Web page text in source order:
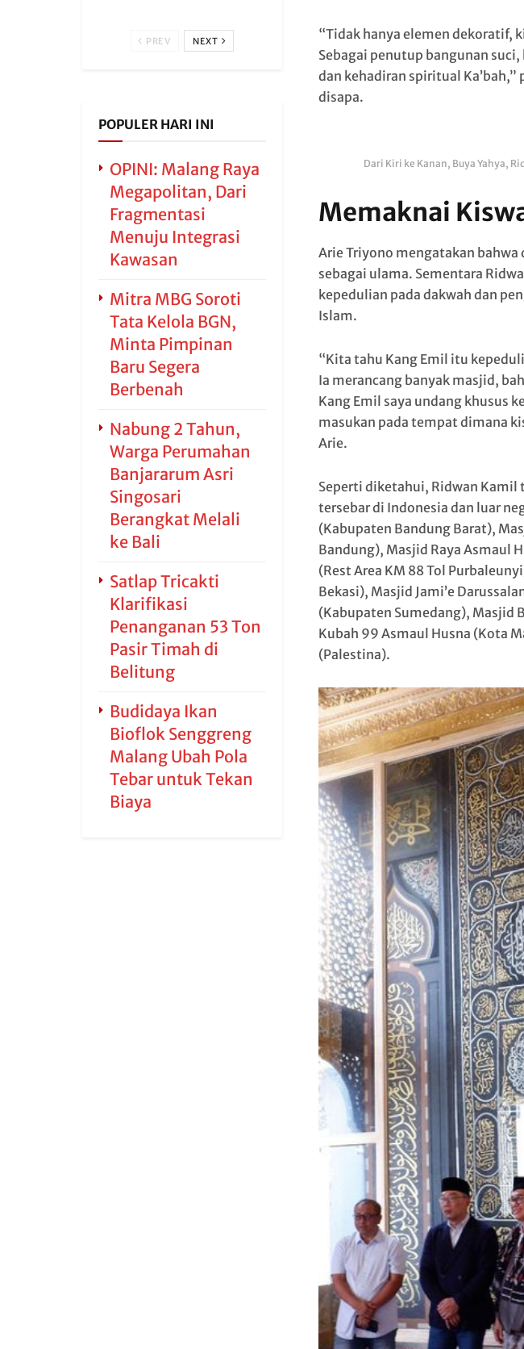
“Tidak hanya elemen dekoratif,
Sebagai penutup bangunan
dan kehadiran spiritual
disapa.
Dari Kiri ke Kanan, Buya Yahya,
Memaknai
Arie Triyono mengatakan bahwa
sebagai ulama. Sementara
kepedulian pada dakwah dan
Islam.
“Kita tahu Kang Emil itu
Ia merancang banyak masjid,
Kang Emil saya undang khusus
masukan pada tempat dimana
Arie.
Seperti diketahui, Ridwan Kamil
tersebar di Indonesia dan luar
(Kabupaten Bandung Barat),
Bandung), Masjid Raya Asmaul
(Rest Area KM 88 Tol
Bekasi), Masjid Jami’e
(Kabupaten Sumedang), Masjid
Kubah 99 Asmaul Husna (Kota
(Palestina).
PREV NEXT
POPULER HARI INI
OPINI: Malang Raya
Megapolitan, Dari
Fragmentasi
Menuju Integrasi
Kawasan
Mitra MBG Soroti
Tata Kelola BGN,
Minta Pimpinan
Baru Segera
Berbenah
Nabung 2 Tahun,
Warga Perumahan
Banjararum Asri
Singosari
Berangkat Melali
ke Bali
Satlap Tricakti
Klarifikasi
Penanganan 53 Ton
Pasir Timah di
Belitung
Budidaya Ikan
Bioflok Senggreng
Malang Ubah Pola
Tebar untuk Tekan
Biaya